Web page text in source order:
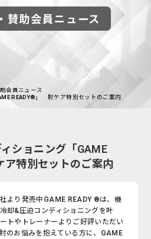
賛助会員ニュース
会員ニュース
READY®」 肘ケア特別セットのご案内
ショニング「GAME
特別セットのご案内
より発売中GAME READY ®は、機
却&圧迫コンディショニングを叶
トやトレーナーよりご好評いただい
のお悩みを抱えている方に、GAME